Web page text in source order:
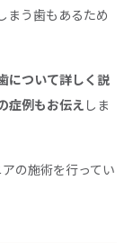
まう歯もあるため
について詳しく説
症例もお伝えしま
の施術を行ってい